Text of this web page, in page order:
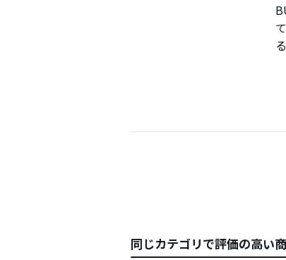
同じカテゴリで評価の高い